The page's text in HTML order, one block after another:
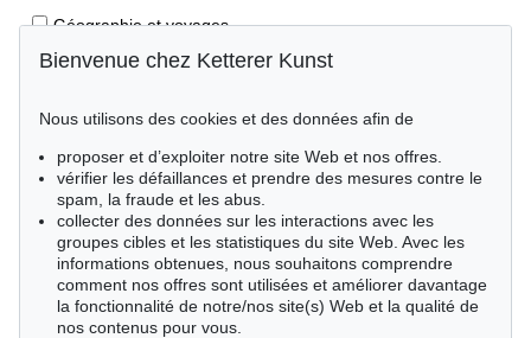
Géographie et voyages
Éditions princeps
Livres pour enfants
Style de vie
Événements clés des sciences naturelles
Littérature mondiale
Littérature économique
Bienvenue chez Ketterer Kunst
Nous utilisons des cookies et des données afin de
proposer et d’exploiter notre site Web et nos offres.
vérifier les défaillances et prendre des mesures contre le
spam, la fraude et les abus.
collecter des données sur les interactions avec les
groupes cibles et les statistiques du site Web. Avec les
informations obtenues, nous souhaitons comprendre
comment nos offres sont utilisées et améliorer davantage
la fonctionnalité de notre/nos site(s) Web et la qualité de
nos contenus pour vous.